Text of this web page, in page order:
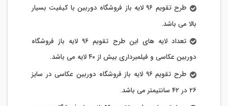
طرح تقویم ۹۶ لایه باز فروشگاه دوربین با کیفیت بسیار
بالا می باشد.
تعداد لایه های این طرح تقویم ۹۶ لایه باز فروشگاه
دوربین عکاسی و فیلمبرداری بیش از ۴۰ لایه می باشد.
طرح تقویم ۹۶ لایه باز فروشگاه دوربین عکاسی در سایز
۲۶ در ۴۲ سانتیمتر می باشد.